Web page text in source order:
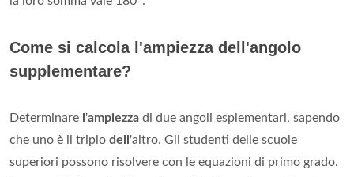
Come si calcola l'ampiezza dell'angolo
supplementare?
Determinare 'ampiezza di due angoli esplementari, sapendo
che uno è il triplo dell 'altro. Gli studenti delle scuole
superiori possono risolvere con le equazioni di primo grado.